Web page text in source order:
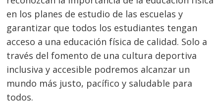
en los planes de estudio de las escuelas y
garantizar que todos los estudiantes tengan
acceso a una educación física de calidad. Solo a
través del fomento de una cultura deportiva
inclusiva y accesible podremos alcanzar un
mundo más justo, pacífico y saludable para
todos.
Navegación
de
entradas